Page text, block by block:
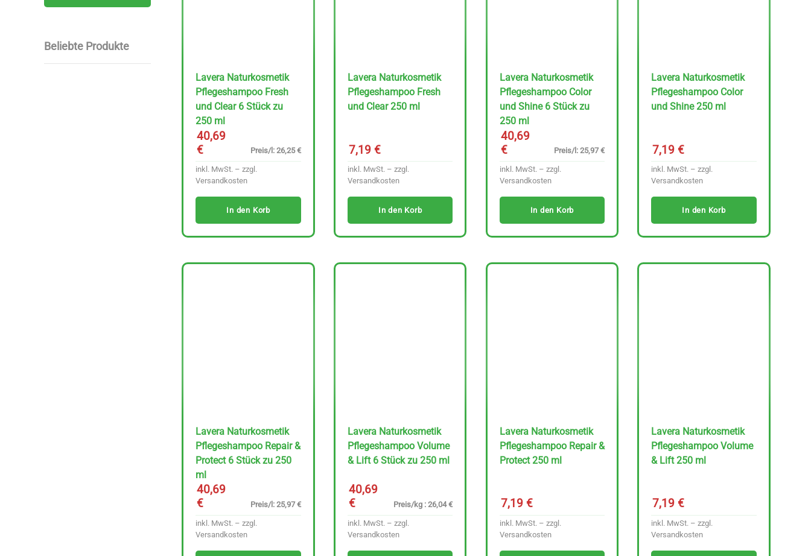
Beliebte Produkte
Lavera Naturkosmetik
Pflegeshampoo Fresh
und Clear 6 Stück zu
250 ml
40,69
€
Preis/l: 26,25 €
inkl. MwSt. – zzgl.
Versandkosten
In den Korb
Lavera Naturkosmetik
Pflegeshampoo Fresh
und Clear 250 ml
7,19 €
inkl. MwSt. – zzgl.
Versandkosten
In den Korb
Lavera Naturkosmetik
Pflegeshampoo Color
und Shine 6 Stück zu
250 ml
40,69
€
Preis/l: 25,97 €
inkl. MwSt. – zzgl.
Versandkosten
In den Korb
Lavera Naturkosmetik
Pflegeshampoo Color
und Shine 250 ml
7,19€
inkl. MwSt. – zzgl.
Versandkosten
In den Korb
Lavera Naturkosmetik
Pflegeshampoo Repair &
​Protect 6 Stück zu 250
ml
40,69
€
Preis/l: 25,97 €
inkl. MwSt. – zzgl.
Versandkosten
Lavera Naturkosmetik
Pflegeshampoo Volume
& Lift 6 Stück zu 250 ml
40,69
€
Preis/kg : 26,04 €
inkl. MwSt. – zzgl.
Versandkosten
Lavera Naturkosmetik
Pflegeshampoo Repair &
​Protect 250 ml
7,19 €
inkl. MwSt. – zzgl.
Versandkosten
Lavera Naturkosmetik
Pflegeshampoo Volume
& Lift 250 ml
7,19€
inkl. MwSt. – zzgl.
Versandkosten